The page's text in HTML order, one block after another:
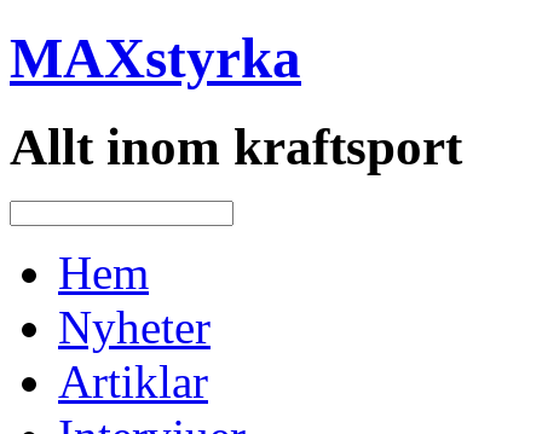
MAXstyrka
Allt inom kraftsport
Hem
Nyheter
Artiklar